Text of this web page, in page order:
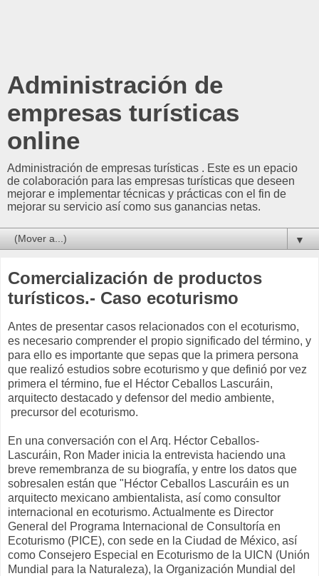
Administración de
empresas turísticas
online
Administración de empresas turísticas . Este es un epacio
de colaboración para las empresas turísticas que deseen
mejorar e implementar técnicas y prácticas con el fin de
mejorar su servicio así como sus ganancias netas.
▼
Comercialización de productos
turísticos.- Caso ecoturismo
Antes de presentar casos relacionados con el ecoturismo,
es necesario comprender el propio significado del término, y
para ello es importante que sepas que la primera persona
que realizó estudios sobre ecoturismo y que definió por vez
primera el término, fue el Héctor Ceballos Lascuráin,
arquitecto destacado y defensor del medio ambiente,
precursor del ecoturismo.
En una conversación con el Arq. Héctor Ceballos-
Lascuráin, Ron Mader inicia la entrevista haciendo una
breve remembranza de su biografía, y entre los datos que
sobresalen están que "Héctor Ceballos Lascuráin es un
arquitecto mexicano ambientalista, así como consultor
internacional en ecoturismo. Actualmente es Director
General del Programa Internacional de Consultoría en
Ecoturismo (PICE), con sede en la Ciudad de México, así
como Consejero Especial en Ecoturismo de la UICN (Unión
Mundial para la Naturaleza), la Organización Mundial del